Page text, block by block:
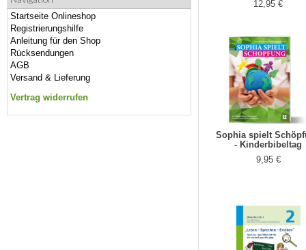
Startseite Onlineshop
Registrierungshilfe
Anleitung für den Shop
Rücksendungen
AGB
Versand & Lieferung
Vertrag widerrufen
12,95 €
Sophia spielt
- Kinderbibeltag
9,95 €